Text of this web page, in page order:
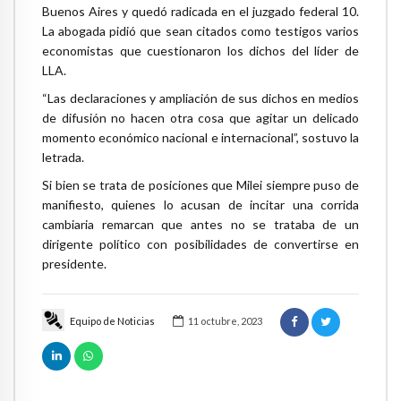
Equipo de Noticias 11 octubre, 2023
Buenos Aires y quedó radicada en el juzgado federal 10.
La abogada pidió que sean citados como testigos varios
economistas que cuestionaron los dichos del líder de
LLA.
“Las declaraciones y ampliación de sus dichos en medios
de difusión no hacen otra cosa que agitar un delicado
momento económico nacional e internacional”, sostuvo la
letrada.
Si bien se trata de posiciones que Milei siempre puso de
manifiesto, quienes lo acusan de incitar una corrida
cambiaria remarcan que antes no se trataba de un
dirigente político con posibilidades de convertirse en
presidente.